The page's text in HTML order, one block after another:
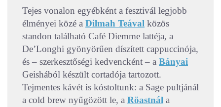
Tejes vonalon egyébként a fesztivál legjobb
élményei közé a Dilmah Teával közös
standon található Café Diemme lattéja, a
De’Longhi gyönyörűen díszített cappuccinója,
és – szerkesztőségi kedvencként – a Bányai
Geishából készült cortadója tartozott.
Tejmentes kávét is kóstoltunk: a Sage pultjánál
a cold brew nyűgözött le, a Röastnál a